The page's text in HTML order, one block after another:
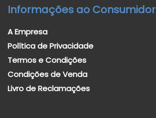
Informações ao Consumidor
A Empresa
Política de Privacidade
Termos e Condições
Condições de Venda
Livro de Reclamações